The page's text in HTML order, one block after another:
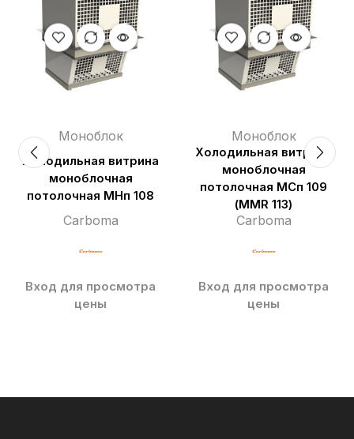
Моноблок
Холодильная витрина
моноблочная
потолочная МНп 108
Carboma
Вход для просмотра
цены
Моноблок
Холодильная витрина
моноблочная
потолочная МСп 109
(MMR 113)
Carboma
Вход для просмотра
цены